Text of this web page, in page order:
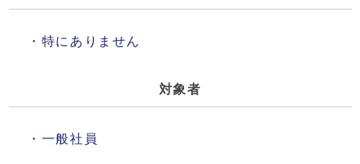
・特にありません
対象者
・一般社員